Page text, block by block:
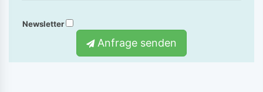
Newsletter
Anfrage senden